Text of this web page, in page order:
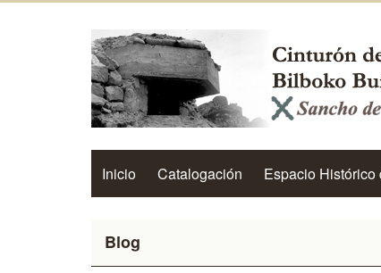
Inicio Catalogación Espacio
Blog